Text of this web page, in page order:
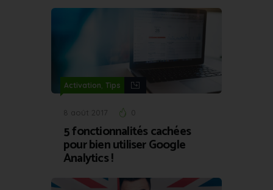
Activation, Tips
8 août 2017 0
5 fonctionnalités cachées
pour bien utiliser Google
Analytics !